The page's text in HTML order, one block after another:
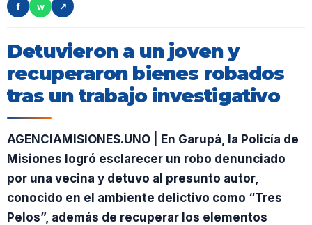
f
w ↗
Detuvieron a un joven y
recuperaron bienes robados
tras un trabajo investigativo
AGENCIAMISIONES.UNO | En Garupá, la Policía de
Misiones logró esclarecer un robo denunciado
por una vecina y detuvo al presunto autor,
conocido en el ambiente delictivo como “Tres
Pelos”, además de recuperar los elementos